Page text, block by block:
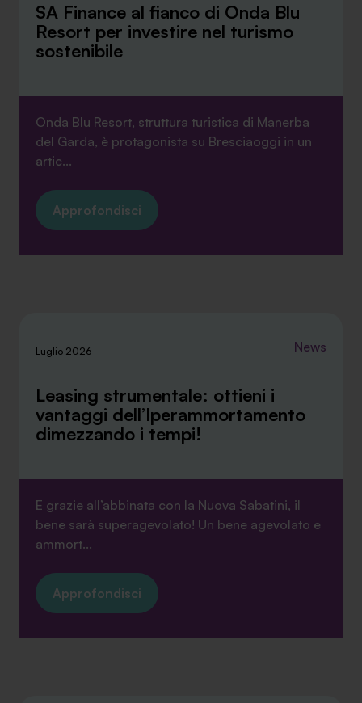
SA Finance al fianco di Onda Blu
Resort per investire nel turismo
sostenibile
Onda Blu Resort, struttura turistica di Manerba
del Garda, è protagonista su Bresciaoggi in un
artic...
Approfondisci
Luglio 2026 News
Leasing strumentale: ottieni i
vantaggi dell’Iperammortamento
dimezzando i tempi!
E grazie all’abbinata con la Nuova Sabatini, il
bene sarà superagevolato! Un bene agevolato e
ammort...
Approfondisci